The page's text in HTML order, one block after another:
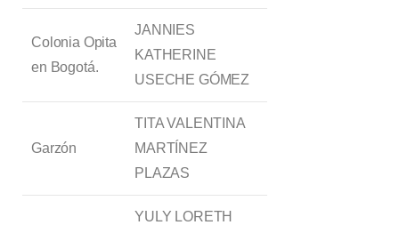
Colonia Opita
en Bogotá.
JANNIES
KATHERINE
USECHE GÓMEZ
Garzón
TITA VALENTINA
MARTÍNEZ
PLAZAS
YULY LORETH